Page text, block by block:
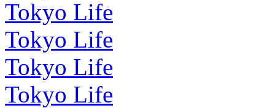
Tokyo Life
Tokyo Life
Tokyo Life
Tokyo Life